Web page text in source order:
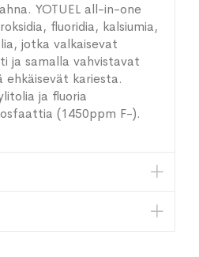
YOTUEL all-in-one
fluoridia, kalsiumia,
jotka valkaisevat
ja samalla vahvistavat
ehkäisevät kariesta.
ja fluoria
(1450ppm F-).